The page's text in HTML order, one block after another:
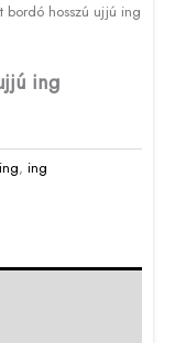
hosszú ujjú ing
ing
, ing